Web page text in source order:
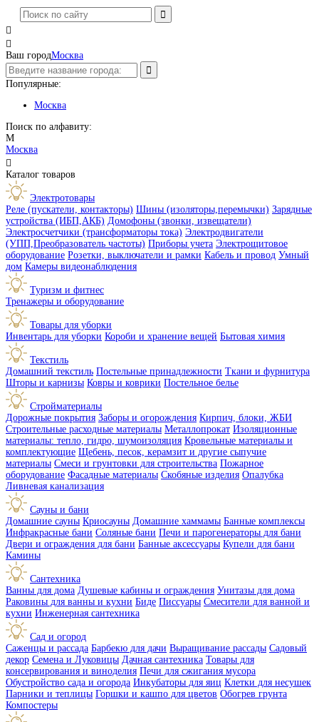


Ваш городМосква
Популярные:
Москва
Поиск по алфавиту:
М
Москва

Каталог товаров
Электротовары
Реле (пускатели, контакторы) Шины (изоляторы,перемычки) Зарядные
устройства (ИБП,АКБ) Домофоны (звонки, извещатели)
Электросчетчики (трансформаторы тока) Электродвигатели
(УПП,Преобразователь частоты) Приборы учета Электрощитовое
оборудование Розетки, выключатели и рамки Кабель и провод Умный
дом Камеры видеонаблюдения
Туризм и фитнес
Тренажеры и оборудование
Товары для уборки
Инвентарь для уборки Короби и хранение вещей Бытовая химия
Текстиль
Домашний текстиль Постельные принадлежности Ткани и фурнитура
Шторы и карнизы Ковры и коврики Постельное белье
Стройматериалы
Дорожные покрытия Заборы и огорождения Кирпич, блоки, ЖБИ
Строительные расходные материалы Металлопрокат Изоляционные
материалы: тепло, гидро, шумоизоляция Кровельные материалы и
комплектующие Щебень, песок, керамзит и другие сыпучие
материалы Смеси и грунтовки для строительства Пожарное
оборудование Фасадные материалы Скобяные изделия Опалубка
Ливневая канализация
Сауны и бани
Домашние сауны Криосауны Домашние хаммамы Банные комплексы
Инфракрасные бани Соляные бани Печи и парогенераторы для бани
Двери и ограждения для бани Банные аксессуары Купели для бани
Камины
Сантехника
Ванны для дома Душевые кабины и ограждения Унитазы для дома
Раковины для ванны и кухни Биде Писсуары Смесители для ванной и
кухни Инженерная сантехника
Сад и огород
Саженцы и рассада Барбекю для дачи Выращивание рассады Садовый
декор Семена и Луковицы Дачная сантехника Товары для
консервирования и виноделия Печи для сжигания мусора
Обустройство сада и огорода Инкубаторы для яиц Клетки для несушек
Парники и теплицы Горшки и кашпо для цветов Обогрев грунта
Компостеры